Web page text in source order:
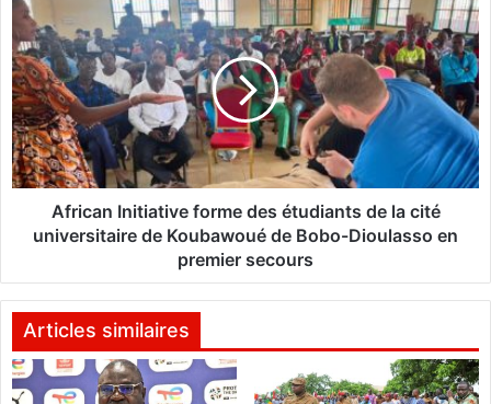
o
v
A
f
r
i
c
k
a
F
r
i
c
a
n
I
n
a
t
v
e
f
African Initiative forme des étudiants de la cité
universitaire de Koubawoué de Bobo-Dioulasso en
premier secours
Articles similaires